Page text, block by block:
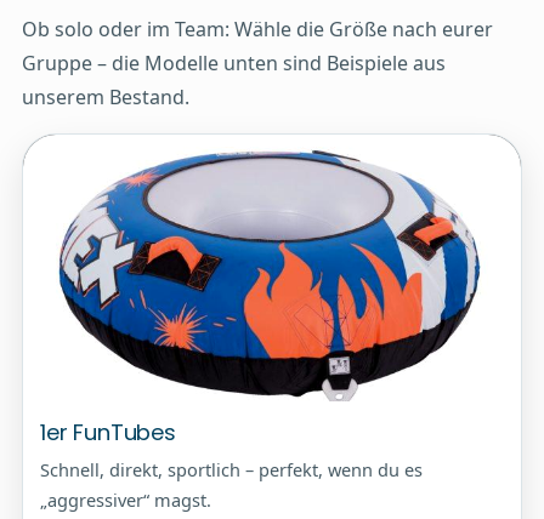
Ob solo oder im Team: Wähle die Größe nach eurer
Gruppe – die Modelle unten sind Beispiele aus
unserem Bestand.
1er FunTubes
Schnell, direkt, sportlich – perfekt, wenn du es
„aggressiver“ magst.